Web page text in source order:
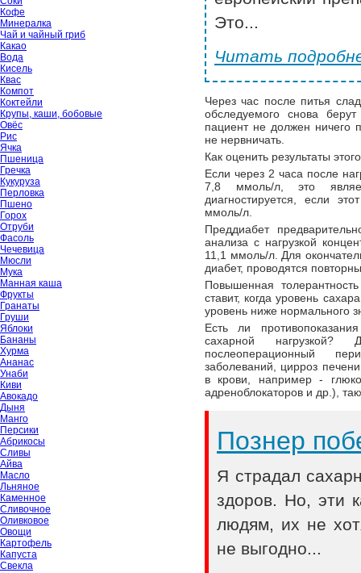
Кофе
Минералка
Чай и чайный гриб
Какао
Вода
Кисель
Квас
Компот
Коктейли
Крупы, каши, бобовые
Овёс
Рис
Ячка
Пшеница
Гречка
Кукуруза
Перловка
Пшено
Горох
Отруби
Фасоль
Чечевица
Мюсли
Мука
Манная каша
Фрукты
Гранаты
Груши
Яблоки
Бананы
Хурма
Ананас
Унаби
Киви
Авокадо
Дыня
Манго
Персики
Абрикосы
Сливы
Айва
Масло
Льняное
Каменное
Сливочное
Оливковое
Овощи
Картофель
Капуста
Свекла
Это...
Читать
Через час после питья
обследуемого снова
пациент не должен ничего
не нервничать.
Как оценить результаты
Если через 2 часа после
7,8 ммоль/л, это
диагностируется, если
ммоль/л.
Преддиабет
анализа с нагрузкой
11,1 ммоль/л. Для
диабет, проводятся
Повышенная
ставит, когда уровень
уровень ниже нормального
Есть ли
сахарной
послеоперационный
заболеваний, цирроз
в крови, например -
адреноблокаторов и др.),
Познер
Я страдал
здоров. Но, эти
людям, их не
не выгодно...